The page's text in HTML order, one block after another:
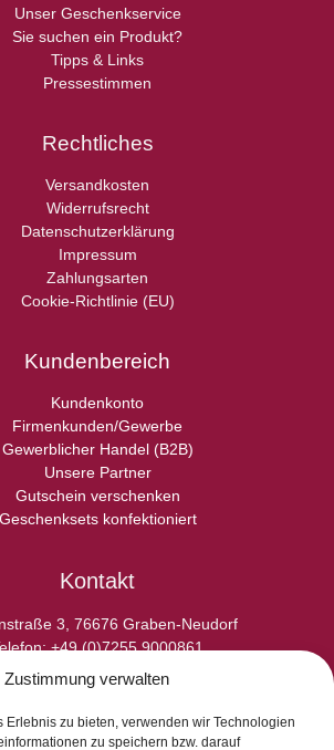
Zustimmung verwalten
Erlebnis zu bieten, verwenden wir Technologien
zu speichern bzw. darauf
Unser Geschenkservice
Sie suchen ein Produkt?
Tipps & Links
Pressestimmen
Rechtliches
Versandkosten
Widerrufsrecht
Datenschutzerklärung
Impressum
Zahlungsarten
Cookie-Richtlinie (EU)
Kundenbereich
Kundenkonto
Firmenkunden/Gewerbe
Gewerblicher Handel (B2B)
Unsere Partner
Gutschein verschenken
Geschenksets konfektioniert
Kontakt
3, 76676 Graben-Neudorf
+49 (0)7255 9000861
E-Fax: +49 (0)7255 9000865
Kontaktformular